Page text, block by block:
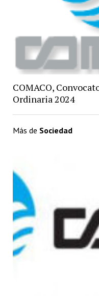
COMACO,
Ordinaria 2024
Más de Sociedad